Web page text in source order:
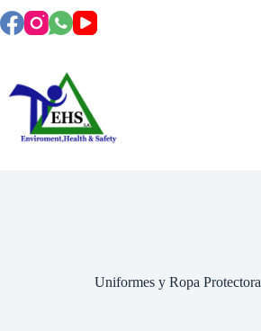
Uniformes y Ropa Protectora